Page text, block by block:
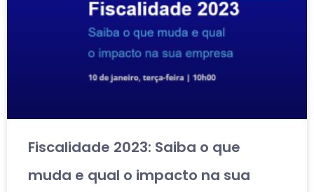
Fiscalidade 2023: Saiba o que
muda e qual o impacto na sua